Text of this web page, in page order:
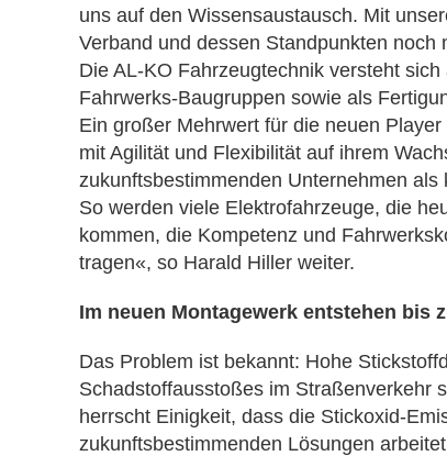
uns auf den Wissensaustausch. Mit
Verband und dessen Standpunkten noch
Die AL-KO Fahrzeugtechnik versteht
Fahrwerks-Baugruppen sowie als
Ein großer Mehrwert für die neuen
mit Agilität und Flexibilität auf ihrem
zukunftsbestimmenden Unternehmen
So werden viele Elektrofahrzeuge, die
kommen, die Kompetenz und
tragen«, so Harald Hiller weiter.
Im neuen Montagewerk entstehen bis
Das Problem ist bekannt: Hohe
Schadstoffausstoßes im Straßenverkehr
herrscht Einigkeit, dass die Stickoxid-
zukunftsbestimmenden Lösungen